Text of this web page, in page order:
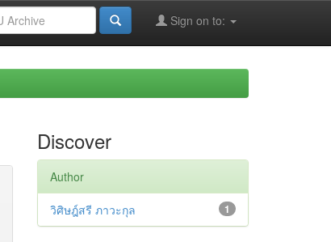
Sign on to:
Discover
Author
1
วิศิษฎ์สรี ภาวะกุล